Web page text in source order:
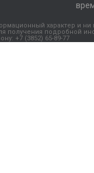
характер и
получения подробной
+7 (3852) 65-89-77